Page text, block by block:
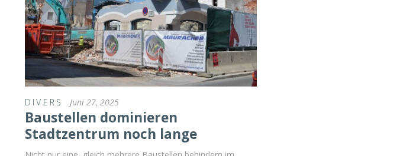
DIVERS Juni 27, 2025
Baustellen dominieren
Stadtzentrum noch lange